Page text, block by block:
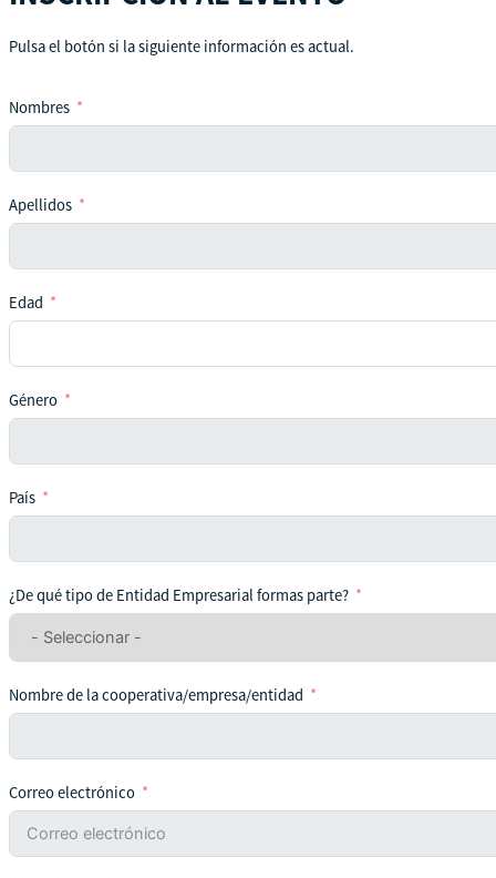
Pulsa el botón si la siguiente información es actual.
Nombres
Apellidos
Edad
Género
País
¿De qué tipo de Entidad Empresarial formas parte?
Nombre de la cooperativa/empresa/entidad
Correo electrónico